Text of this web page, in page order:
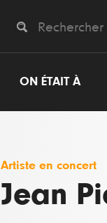
ON ÉTAIT À
Artiste en concert
Jean